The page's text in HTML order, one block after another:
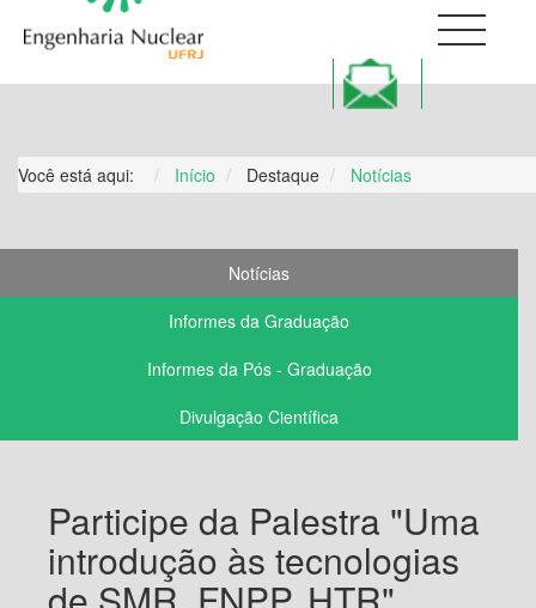
Você está aqui: Início Destaque Notícias
Notícias
Informes da Graduação
Informes da Pós - Graduação
Divulgação Científica
Participe da Palestra "Uma
introdução às tecnologias